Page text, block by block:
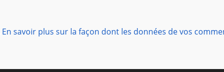
En savoir plus sur la façon dont les données de vos